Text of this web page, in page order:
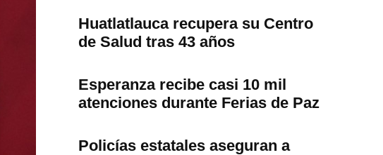
Huatlatlauca recupera su Centro
de Salud tras 43 años
Esperanza recibe casi 10 mil
atenciones durante Ferias de Paz
Policías estatales aseguran a